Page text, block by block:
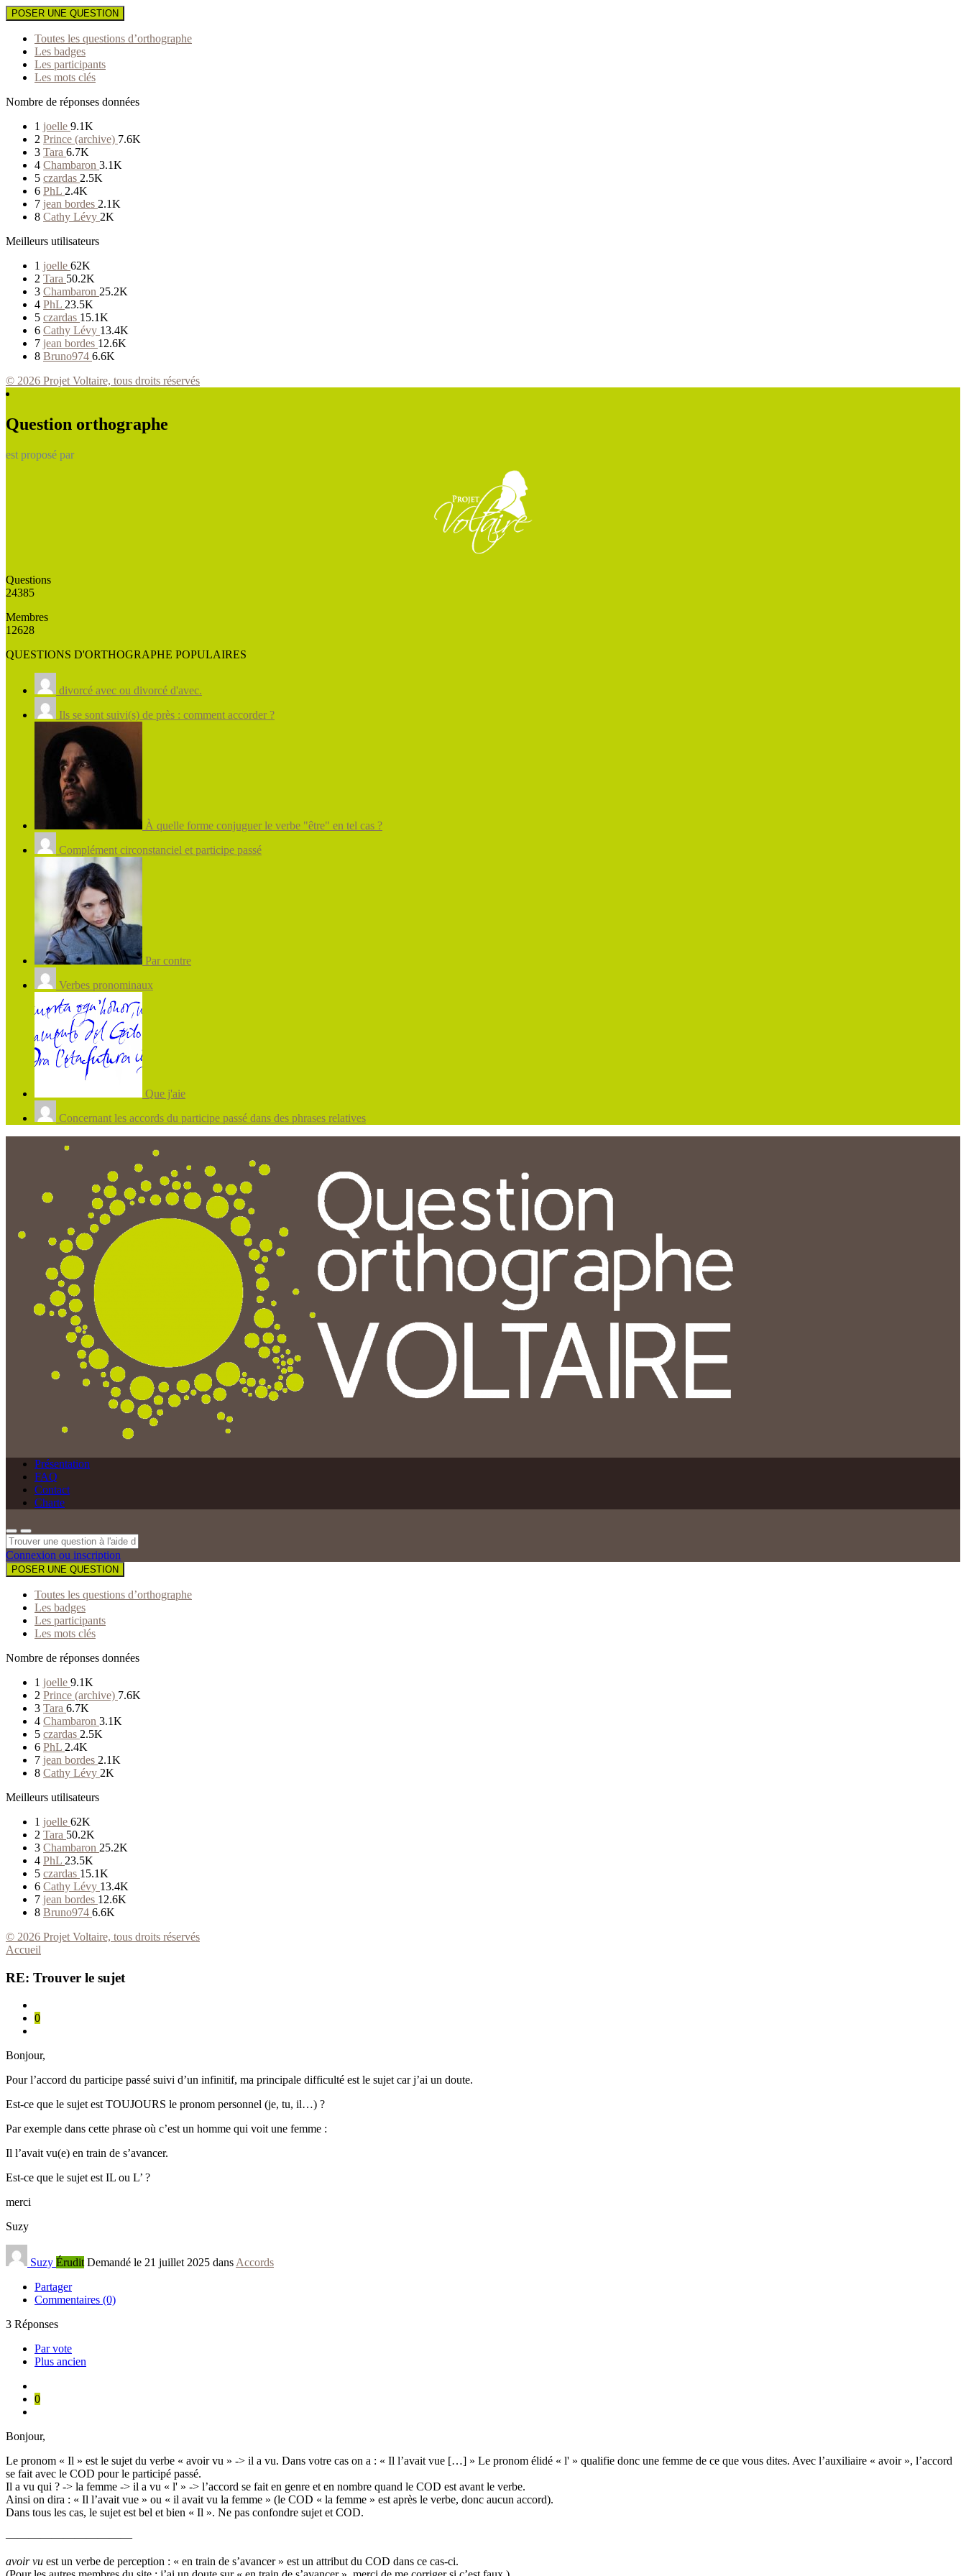
POSER UNE QUESTION
Toutes les questions d’orthographe
Les badges
Les participants
Les mots clés
Nombre de réponses données
1 joelle 9.1K
2 Prince (archive) 7.6K
3 Tara 6.7K
4 Chambaron 3.1K
5 czardas 2.5K
6 PhL 2.4K
7 jean bordes 2.1K
8 Cathy Lévy 2K
Meilleurs utilisateurs
1 joelle 62K
2 Tara 50.2K
3 Chambaron 25.2K
4 PhL 23.5K
5 czardas 15.1K
6 Cathy Lévy 13.4K
7 jean bordes 12.6K
8 Bruno974 6.6K
© 2026 Projet Voltaire, tous droits réservés
Question orthographe
est proposé par
Questions
24385
Membres
12628
QUESTIONS D'ORTHOGRAPHE POPULAIRES
divorcé avec ou divorcé d'avec.
Ils se sont suivi(s) de près : comment accorder ?
À quelle forme conjuguer le verbe "être" en tel cas ?
Complément circonstanciel et participe passé
Par contre
Verbes pronominaux
Que j'aie
Concernant les accords du participe passé dans des phrases relatives
Présentation
FAQ
Contact
Charte
Connexion ou inscription
POSER UNE QUESTION
Toutes les questions d’orthographe
Les badges
Les participants
Les mots clés
Nombre de réponses données
1 joelle 9.1K
2 Prince (archive) 7.6K
3 Tara 6.7K
4 Chambaron 3.1K
5 czardas 2.5K
6 PhL 2.4K
7 jean bordes 2.1K
8 Cathy Lévy 2K
Meilleurs utilisateurs
1 joelle 62K
2 Tara 50.2K
3 Chambaron 25.2K
4 PhL 23.5K
5 czardas 15.1K
6 Cathy Lévy 13.4K
7 jean bordes 12.6K
8 Bruno974 6.6K
© 2026 Projet Voltaire, tous droits réservés
Accueil
RE: Trouver le sujet
0
Bonjour,
Pour l’accord du participe passé suivi d’un infinitif, ma principale difficulté est le sujet car j’ai un doute.
Est-ce que le sujet est TOUJOURS le pronom personnel (je, tu, il…) ?
Par exemple dans cette phrase où c’est un homme qui voit une femme :
Il l’avait vu(e) en train de s’avancer.
Est-ce que le sujet est IL ou L’ ?
merci
Suzy
Suzy Érudit Demandé le 21 juillet 2025 dans Accords
Partager
Commentaires (0)
3 Réponses
Par vote
Plus ancien
0
Bonjour,
Le pronom « Il » est le sujet du verbe « avoir vu » -> il a vu. Dans votre cas on a : « Il l’avait vue […] » Le pronom élidé « l' » qualifie donc une femme de ce que vous dites. Avec l’auxiliaire « avoir », l’accord
se fait avec le COD pour le participé passé.
Il a vu qui ? -> la femme -> il a vu « l' » -> l’accord se fait en genre et en nombre quand le COD est avant le verbe.
Ainsi on dira : « Il l’avait vue » ou « il avait vu la femme » (le COD « la femme » est après le verbe, donc aucun accord).
Dans tous les cas, le sujet est bel et bien « Il ». Ne pas confondre sujet et COD.
———————————
avoir vu est un verbe de perception : « en train de s’avancer » est un attribut du COD dans ce cas-ci.